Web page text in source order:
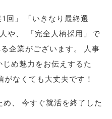
回 」 「いきなり最終選
や、 「完全人柄採用 」
で
企業がございます。
人事
じめ魅力をお伝えするた
なくても大丈夫です！
め、
今すぐ就活を終了した